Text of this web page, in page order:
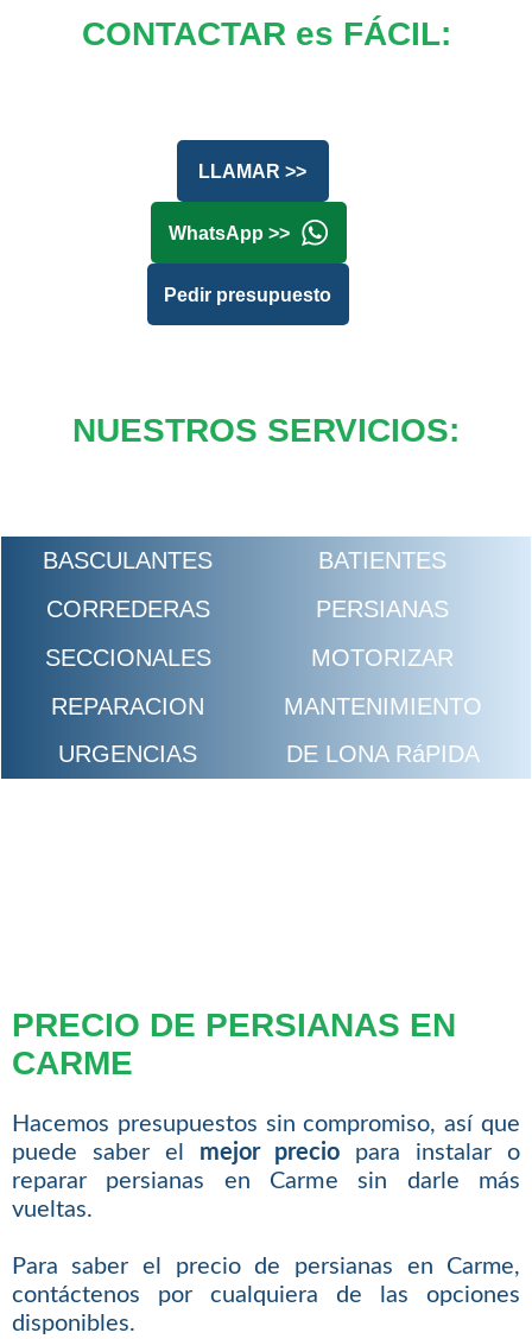
CONTACTAR es FÁCIL:
LLAMAR >>
WhatsApp >>
Pedir presupuesto
NUESTROS SERVICIOS:
BASCULANTES
BATIENTES
CORREDERAS
PERSIANAS
SECCIONALES
MOTORIZAR
REPARACION
MANTENIMIENTO
URGENCIAS
DE LONA RáPIDA
PRECIO DE PERSIANAS EN
CARME
Hacemos presupuestos sin compromiso, así que
puede saber el mejor precio para instalar o
reparar persianas en Carme sin darle más
vueltas.
Para saber el precio de persianas en Carme,
contáctenos por cualquiera de las opciones
disponibles.